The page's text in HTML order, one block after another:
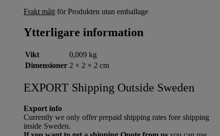
Frakt mått för Produkten utan emballage
Ytterligare information
Vikt
0,009 kg
Dimensioner 2 × 2 × 2 cm
EXPORT Shipping Outside Sweden
Export info
Currently we only offer prepaid shipping rates fore shipping
inside Sweden.